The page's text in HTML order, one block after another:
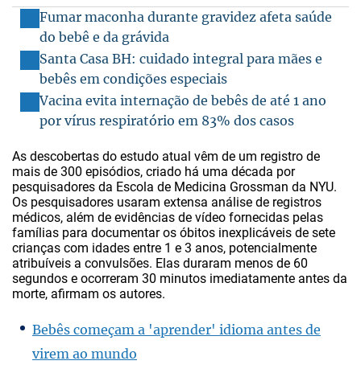
Fumar maconha durante gravidez afeta saúde
do bebê e da grávida
Santa Casa BH: cuidado integral para mães e
bebês em condições especiais
Vacina evita internação de bebês de até 1 ano
por vírus respiratório em 83% dos casos
As descobertas do estudo atual vêm de um registro de
mais de 300 episódios, criado há uma década por
pesquisadores da Escola de Medicina Grossman da NYU.
Os pesquisadores usaram extensa análise de registros
médicos, além de evidências de vídeo fornecidas pelas
famílias para documentar os óbitos inexplicáveis de sete
crianças com idades entre 1 e 3 anos, potencialmente
atribuíveis a convulsões. Elas duraram menos de 60
segundos e ocorreram 30 minutos imediatamente antes da
morte, afirmam os autores.
Bebês começam a 'aprender' idioma antes de
virem ao mundo